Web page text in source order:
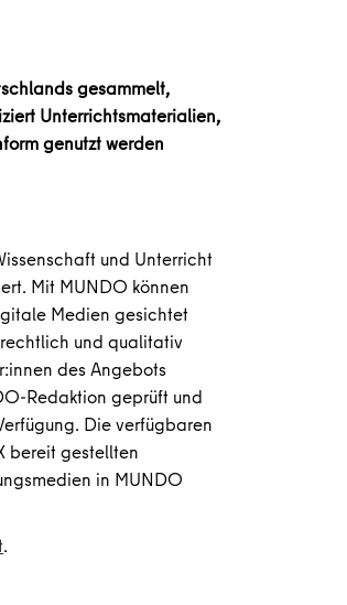
gesammelt,
Unterrichtsmaterialien,
genutzt werden
und Unterricht
Mit MUNDO können
Medien gesichtet
und qualitativ
des Angebots
Redaktion geprüft und
Die verfügbaren
bereit gestellten
in MUNDO
.